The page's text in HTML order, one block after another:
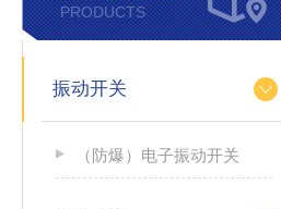
PRODUCTS
振动开关
（防爆）电子振动开关